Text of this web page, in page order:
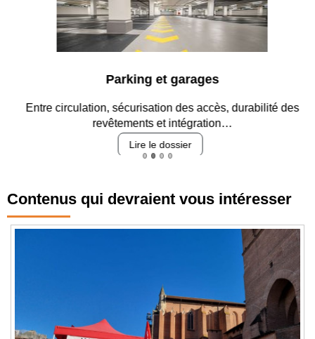
Parking et garages
Entre circulation, sécurisation des accès, durabilité des
revêtements et intégration…
Lire le dossier
Contenus qui devraient vous intéresser